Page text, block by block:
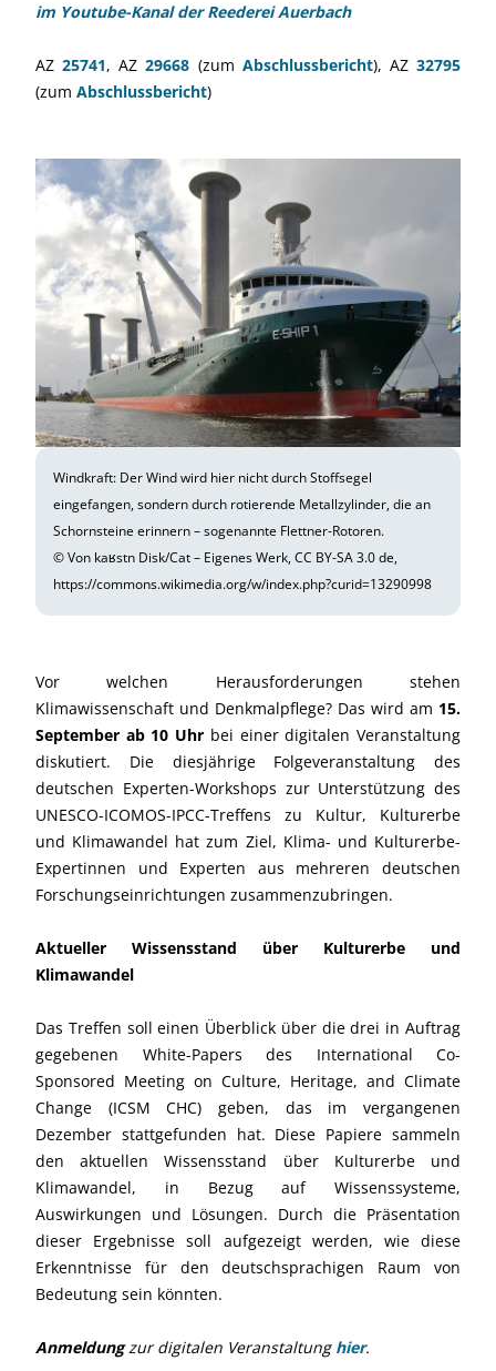
im Youtube-Kanal der Reederei Auerbach
AZ25741, AZ29668 (zum Abschlussbericht), AZ32795
(zum Abschlussbericht)
Windkraft: Der Wind wird hier nicht durch Stoffsegel
eingefangen, sondern durch rotierende Metallzylinder, die an
Schornsteine erinnern – sogenannte Flettner-Rotoren.
© Von kaʁstn Disk/Cat – Eigenes Werk, CC BY-SA 3.0 de,
https://commons.wikimedia.org/w/index.php?curid=13290998
Vor welchen Herausforderungen stehen
Klimawissenschaft und Denkmalpflege? Das wird am 15.
September ab 10 Uhr bei einer digitalen Veranstaltung
diskutiert. Die diesjährige Folgeveranstaltung des
deutschen Experten-Workshops zur Unterstützung des
UNESCO-ICOMOS-IPCC-Treffens zu Kultur, Kulturerbe
und Klimawandel hat zum Ziel, Klima- und Kulturerbe-
Expertinnen und Experten aus mehreren deutschen
Forschungseinrichtungen zusammenzubringen.
Aktueller Wissensstand über Kulturerbe und
Klimawandel
Das Treffen soll einen Überblick über die drei in Auftrag
gegebenen White-Papers des International Co-
Sponsored Meeting on Culture, Heritage, and Climate
Change (ICSM CHC) geben, das im vergangenen
Dezember stattgefunden hat. Diese Papiere sammeln
den aktuellen Wissensstand über Kulturerbe und
Klimawandel, in Bezug auf Wissenssysteme,
Auswirkungen und Lösungen. Durch die Präsentation
dieser Ergebnisse soll aufgezeigt werden, wie diese
Erkenntnisse für den deutschsprachigen Raum von
Bedeutung sein könnten.
Anmeldungzur digitalen Veranstaltung hier.